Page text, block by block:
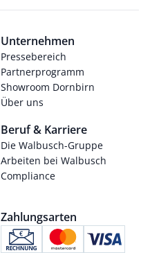
Unternehmen
Pressebereich
Partnerprogramm
Showroom Dornbirn
Über uns
Beruf & Karriere
Die Walbusch-Gruppe
Arbeiten bei Walbusch
Compliance
Zahlungsarten